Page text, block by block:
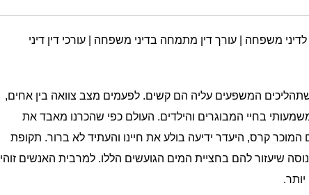
משפחה | עורך דין מתמחה בדיני משפחה | עורכי דין דיני
המשפעים עליה הם קשים. לפעמים מצב צוואה בין אחים,
בחיי המבוגרים והילדים. העולם כפי שהכרנו מאבד את
קרס, היעדר ידיעה בולע את חיינו והעתיד לא ברור. תקופת
שיעזור להם בחציית המים הגועשים הללו. למרבית האנשים זוהי